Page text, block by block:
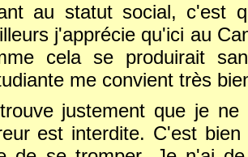
au statut social, c'est
j'apprécie qu'ici au
cela se produirait
me convient très
justement que je
est interdite. C'est